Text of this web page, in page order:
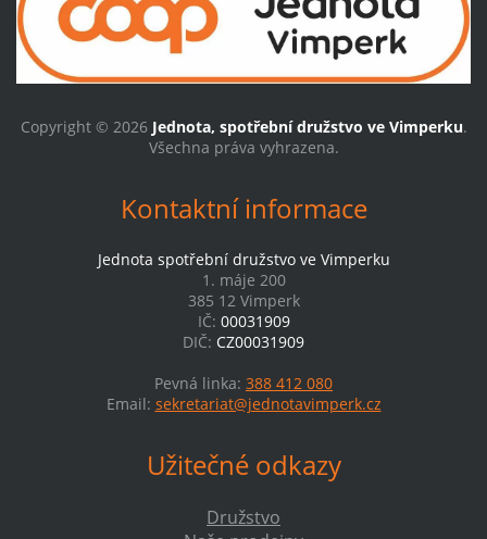
Copyright © 2026 Jednota, spotřební družstvo ve Vimperku.
Všechna práva vyhrazena.
Kontaktní informace
Jednota spotřební družstvo ve Vimperku
1. máje 200
385 12 Vimperk
IČ: 00031909
DIČ: CZ00031909
Pevná linka: 388 412 080
Email: sekretariat@jednotavimperk.cz
Užitečné odkazy
Družstvo